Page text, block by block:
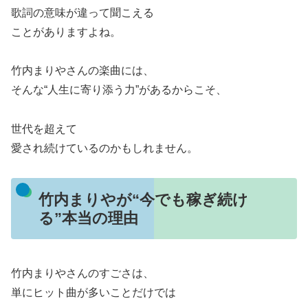
歌詞の意味が違って聞こえる
ことがありますよね。
竹内まりやさんの楽曲には、
そんな“人生に寄り添う力”があるからこそ、
世代を超えて
愛され続けているのかもしれません。
竹内まりやが“今でも稼ぎ続け
る”本当の理由
竹内まりやさんのすごさは、
単にヒット曲が多いことだけでは